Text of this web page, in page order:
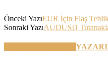
Önceki YazıEUR İçin Flaş
Sonraki YazıAUDUSD